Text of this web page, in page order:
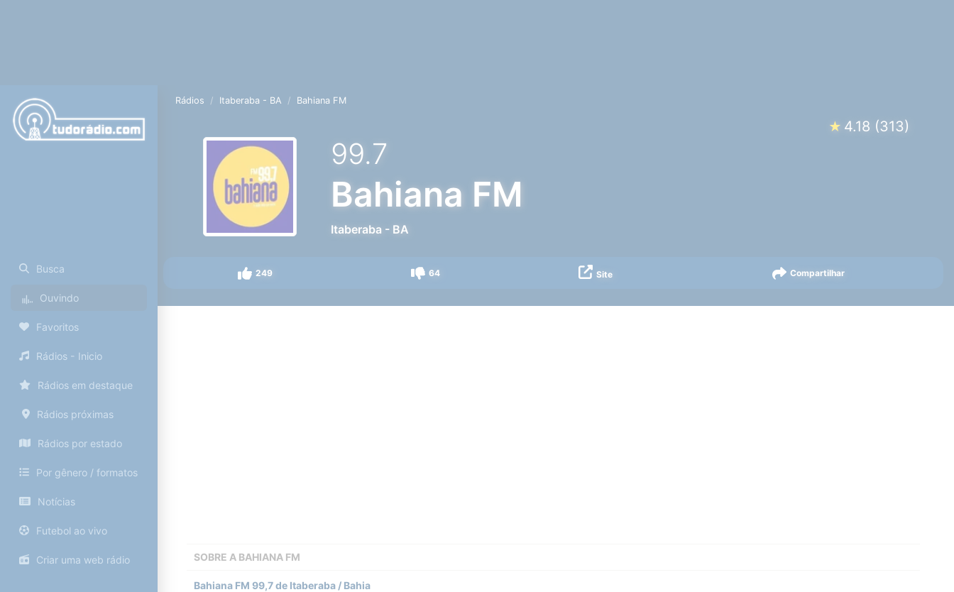
Busca
Ouvindo
Favoritos
Rádios - Inicio
Rádios em destaque
Rádios próximas
Rádios por estado
Por gênero / formatos
Notícias
Futebol ao vivo
Criar uma web rádio
Rádios Itaberaba - BA Bahiana FM
★ 4.18 (313)
99.7
Bahiana FM
Itaberaba - BA
249 64 Site Compartilhar
SOBRE A BAHIANA FM
Bahiana FM 99,7 de Itaberaba / Bahia